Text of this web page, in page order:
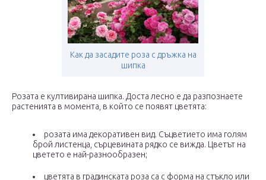
Как да засадите роза с дръжка на
шипка
Розата е култивирана шипка. Доста лесно е да разпознаете
растенията в момента, в който се появят цветята:
розата има декоративен вид. Съцветието има голям
брой листенца, сърцевината рядко се вижда. Цветът на
цветето е най-разнообразен;
цветята в градинската роза са с форма на стъкло или